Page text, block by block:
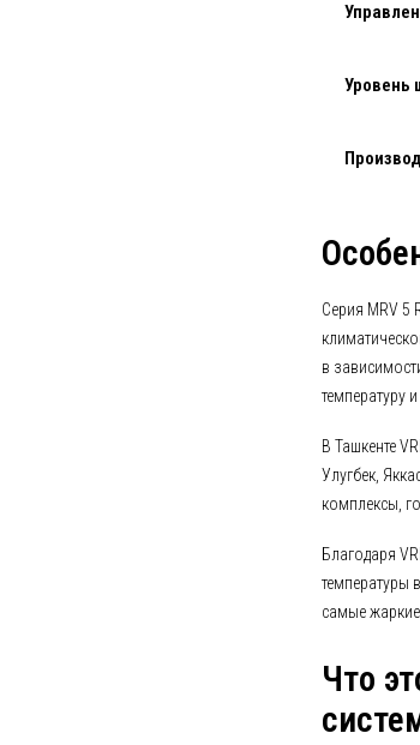
Уровень
Серия MRV 5
в
температуру
В Ташкенте
Улугбек,
комплексы,
Благодаря
температуры
самые
Что